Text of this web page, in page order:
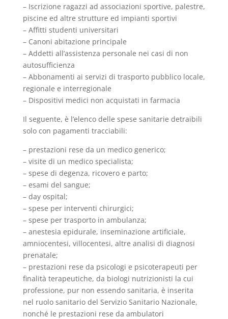
– Iscrizione ragazzi ad associazioni sportive, palestre,
piscine ed altre strutture ed impianti sportivi
– Affitti studenti universitari
– Canoni abitazione principale
– Addetti all’assistenza personale nei casi di non
autosufficienza
– Abbonamenti ai servizi di trasporto pubblico locale,
regionale e interregionale
– Dispositivi medici non acquistati in farmacia
Il seguente, è l’elenco delle spese sanitarie detraibili
solo con pagamenti tracciabili:
– prestazioni rese da un medico generico;
– visite di un medico specialista;
– spese di degenza, ricovero e parto;
– esami del sangue;
– day ospital;
– spese per interventi chirurgici;
– spese per trasporto in ambulanza;
– anestesia epidurale, inseminazione artificiale,
amniocentesi, villocentesi, altre analisi di diagnosi
prenatale;
– prestazioni rese da psicologi e psicoterapeuti per
finalità terapeutiche, da biologi nutrizionisti la cui
professione, pur non essendo sanitaria, è inserita
nel ruolo sanitario del Servizio Sanitario Nazionale,
nonché le prestazioni rese da ambulatori